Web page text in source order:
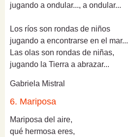
jugando a ondular..., a ondular...
Los ríos son rondas de niños
jugando a encontrarse en el mar...
Las olas son rondas de niñas,
jugando la Tierra a abrazar...
Gabriela Mistral
6. Mariposa
Mariposa del aire,
qué hermosa eres,